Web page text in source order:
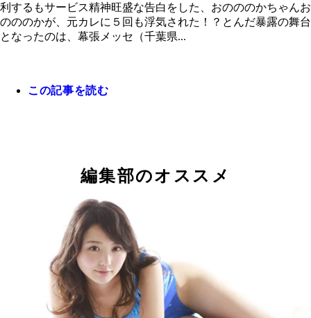
利するもサービス精神旺盛な告白をした、おのののかちゃんお
のののかが、元カレに５回も浮気された！？とんだ暴露の舞台
となったのは、幕張メッセ（千葉県...
この記事を読む
編集部のオススメ